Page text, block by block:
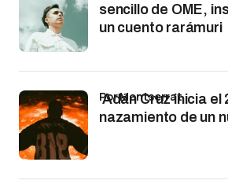
sencillo de OME,
un cuento rarámuri
Adán Cruz inicia el
nazamiento de un
por Montserrat